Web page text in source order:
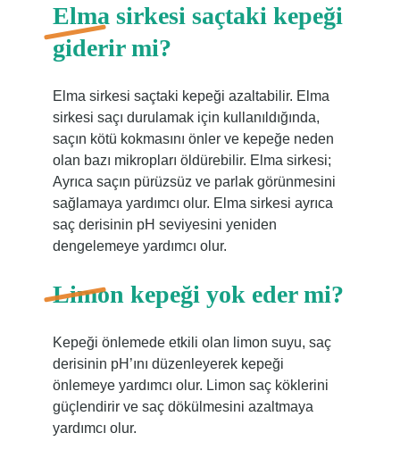
Elma sirkesi saçtaki kepeği
giderir mi?
Elma sirkesi saçtaki kepeği azaltabilir. Elma
sirkesi saçı durulamak için kullanıldığında,
saçın kötü kokmasını önler ve kepeğe neden
olan bazı mikropları öldürebilir. Elma sirkesi;
Ayrıca saçın pürüzsüz ve parlak görünmesini
sağlamaya yardımcı olur. Elma sirkesi ayrıca
saç derisinin pH seviyesini yeniden
dengelemeye yardımcı olur.
Limon kepeği yok eder mi?
Kepeği önlemede etkili olan limon suyu, saç
derisinin pH’ını düzenleyerek kepeği
önlemeye yardımcı olur. Limon saç köklerini
güçlendirir ve saç dökülmesini azaltmaya
yardımcı olur.